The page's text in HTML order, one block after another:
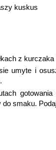
kuskus
z
umyte i
do smaku.